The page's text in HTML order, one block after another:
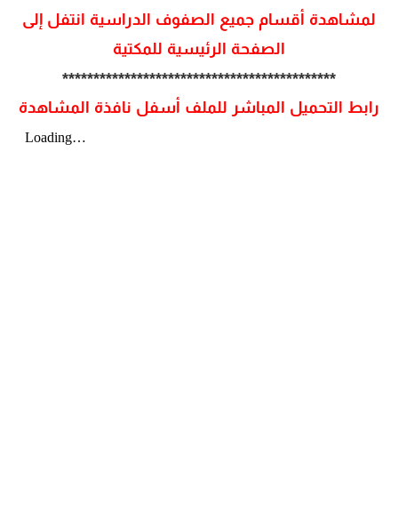
لمشاهدة أقسام جميع الصفوف الدراسية انتفل إلى
الصفحة الرئيسية للمكتية
********************************************
رابط التحميل المباشر للملف أسفل نافذة المشاهدة